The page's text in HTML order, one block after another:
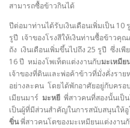
สามารถซื้อข้าวกินได้
ปีต่อมาท่านได้รับเงินเดือนเพิ่มเป็น
รูปี เจ้าของโรงสีให้เงินท่านซื้อข้าวคุ
ถัง เงินเดือนเพิ่มขึ้นไปถึง 25 รูปี ซึ่งเ
16 ปี หม่องโพเท็ตแต่งงานกับมะเหมีย
เจ้าของที่ดินและพ่อค้าข้าวที่มั่งคั่งรา
อย่างละคน โดยได้พักอาศัยอยู่กับคร
เมียนมาร์ มะหยี พี่สาวคนที่สองนั้นเป็
เป็นผู้ที่มีส่วนสำคัญในการสนับสนุนให้
ขิ่นพี่สาวคนโตของมะเหมียนแต่งงาน